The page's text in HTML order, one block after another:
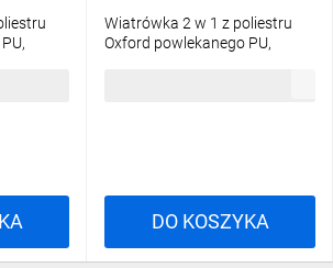
Wiatrówka 2 w 1 z poliestru
Oxford powlekanego PU,
DO KOSZYKA